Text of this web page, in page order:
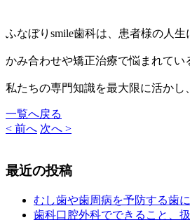
ふなぼりsmile歯科は、患者様の人
かみ合わせや矯正治療で悩まれてい
私たちの専門知識を最大限に活かし
一覧へ戻る
< 前へ 次へ >
最近の投稿
むし歯や歯周病を予防する歯
歯科口腔外科でできること、